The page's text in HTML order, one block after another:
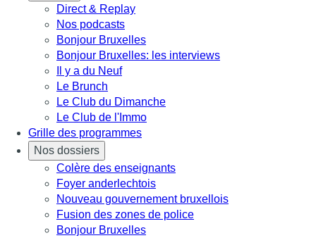
Direct & Replay
Nos podcasts
Bonjour Bruxelles
Bonjour Bruxelles: les interviews
Il y a du Neuf
Le Brunch
Le Club du Dimanche
Le Club de l'Immo
Grille des programmes
Nos dossiers
Colère des enseignants
Foyer anderlechtois
Nouveau gouvernement bruxellois
Fusion des zones de police
Bonjour Bruxelles